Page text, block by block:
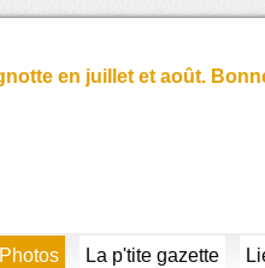
en juillet et août.
Photos La p'tite gazette